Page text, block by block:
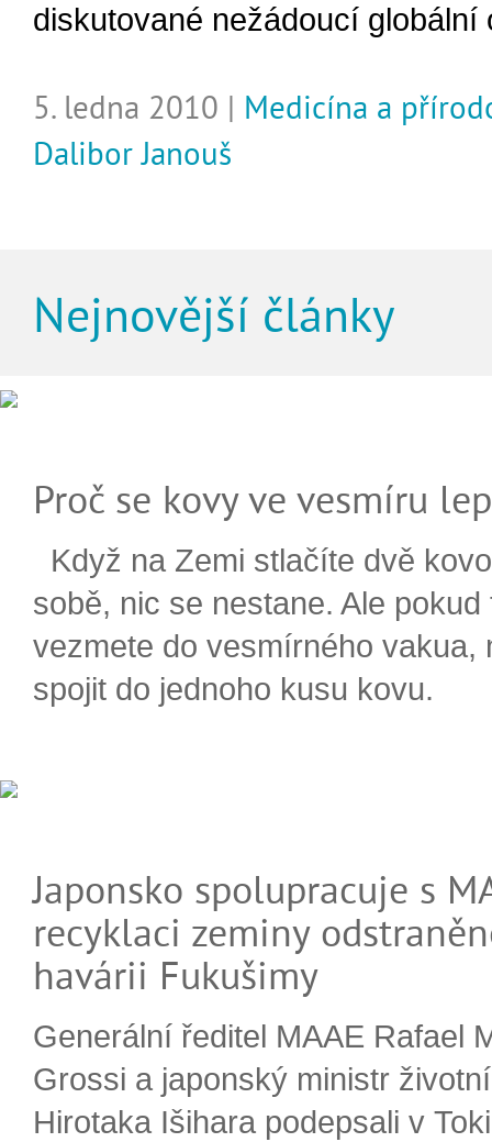
diskutované nežádoucí globální
5. ledna 2010 | Medicína a
Dalibor Janouš
Nejnovější články
Proč se kovy ve vesmíru
Když na Zemi stlačíte dvě
sobě, nic se nestane. Ale
vezmete do vesmírného vakua,
spojit do jednoho kusu kovu.
Japonsko spolupracuje s
recyklaci zeminy
havárii Fukušimy
Generální ředitel MAAE Rafael
Grossi a japonský ministr
Hirotaka Išihara podepsali v